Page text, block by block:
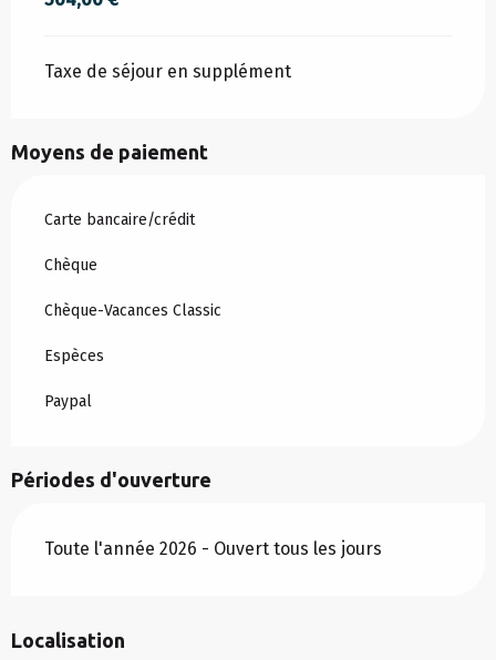
Taxe de séjour en supplément
Moyens de paiement
Carte bancaire/crédit
Chèque
Chèque-Vacances Classic
Espèces
Paypal
Périodes d'ouverture
Toute l'année 2026 - Ouvert tous les jours
Localisation